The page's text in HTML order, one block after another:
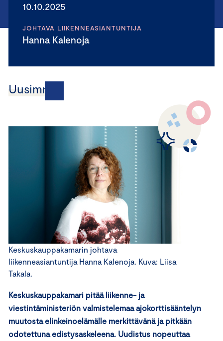
10.10.2025
JOHTAVA LIIKENNEASIANTUNTIJA
Hanna Kalenoja
Uusimmat
Keskuskauppakamarin johtava
liikenneasiantuntija Hanna Kalenoja. Kuva: Liisa
Takala.
Keskuskauppakamari pitää liikenne- ja
viestintäministeriön valmistelemaa ajokorttisääntelyn
muutosta elinkeinoelämälle merkittävänä ja pitkään
odotettuna edistysaskeleena. Uudistus nopeuttaa